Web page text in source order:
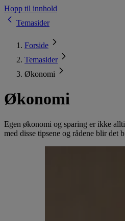
Hopp til innhold
Temasider
Forside
Temasider
Økonomi
Økonomi
Egen økonomi og sparing er ikke
med disse tipsene og rådene blir det